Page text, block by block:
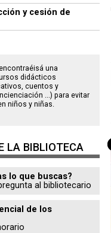
y cesión de
una
didácticos
cuentos y
...) para evitar
niños y niñas.
LA BIBLIOTECA
lo que buscas?
al bibliotecario
de los